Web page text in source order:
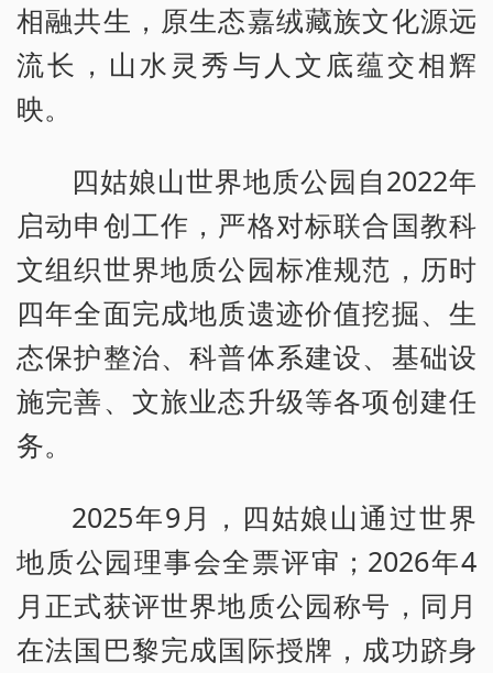
相融共生，原生态嘉绒藏族文化源远
流长，山水灵秀与人文底蕴交相辉
映。
四姑娘山世界地质公园自2022年
启动申创工作，严格对标联合国教科
文组织世界地质公园标准规范，历时
四年全面完成地质遗迹价值挖掘、生
态保护整治、科普体系建设、基础设
施完善、文旅业态升级等各项创建任
务。
2025年9月，四姑娘山通过世界
地质公园理事会全票评审；2026年4
月正式获评世界地质公园称号，同月
在法国巴黎完成国际授牌，成功跻身